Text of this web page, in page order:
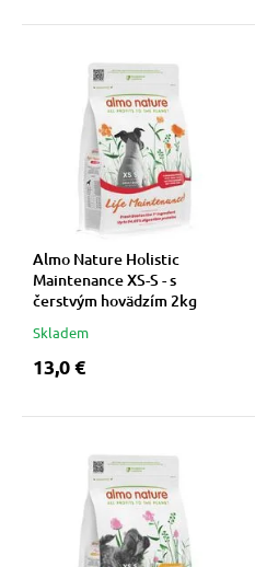
Almo Nature Holistic
Maintenance XS-S - s
čerstvým hovädzím 2kg
Skladem
13,0 €